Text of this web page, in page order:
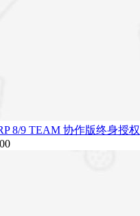
8/9 TEAM 协作版终身授权